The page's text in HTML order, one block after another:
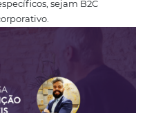
itens do frigobar
são inúmeros, e as
incrível a